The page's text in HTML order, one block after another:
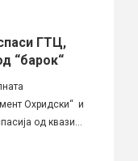
ГТЦ,
“барок“
Охридски“ и
од квази...